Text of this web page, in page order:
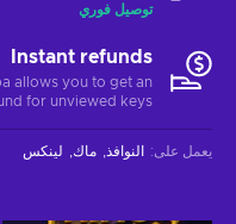
توصيل فوري
Instant refunds
allows you to get an
for unviewed keys.
يعمل على: النوافذ ماك لينكس